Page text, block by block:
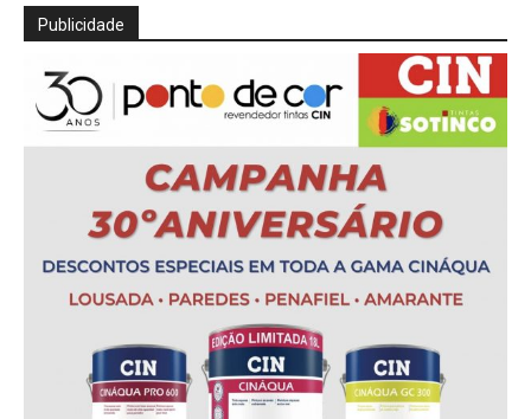
Publicidade